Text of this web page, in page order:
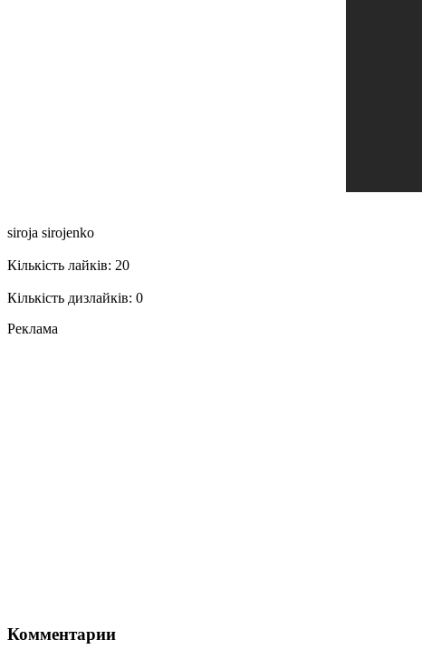
siroja sirojenko
Кількість лайків: 20
Кількість дизлайків: 0
Реклама
Комментарии